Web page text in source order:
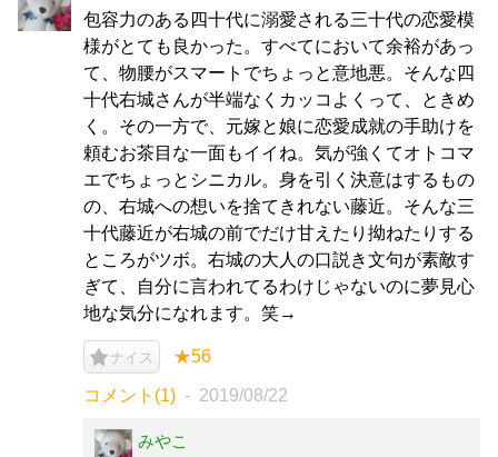
包容力のある四十代に溺愛される三十代の恋愛模
様がとても良かった。すべてにおいて余裕があっ
て、物腰がスマートでちょっと意地悪。そんな四
十代右城さんが半端なくカッコよくって、ときめ
く。その一方で、元嫁と娘に恋愛成就の手助けを
頼むお茶目な一面もイイね。気が強くてオトコマ
エでちょっとシニカル。身を引く決意はするもの
の、右城への想いを捨てきれない藤近。そんな三
十代藤近が右城の前でだけ甘えたり拗ねたりする
ところがツボ。右城の大人の口説き文句が素敵す
ぎて、自分に言われてるわけじゃないのに夢見心
地な気分になれます。笑→
ナイス ★56
コメント(1) 2019/08/22
みやこ